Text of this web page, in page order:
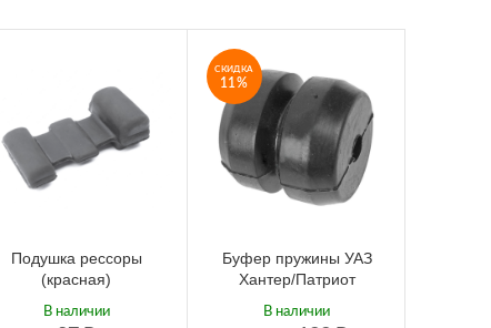
Подушка рессоры
(красная)
В наличии
СКИДКА
11%
Буфер пружины УАЗ
Хантер/Патриот
В наличии